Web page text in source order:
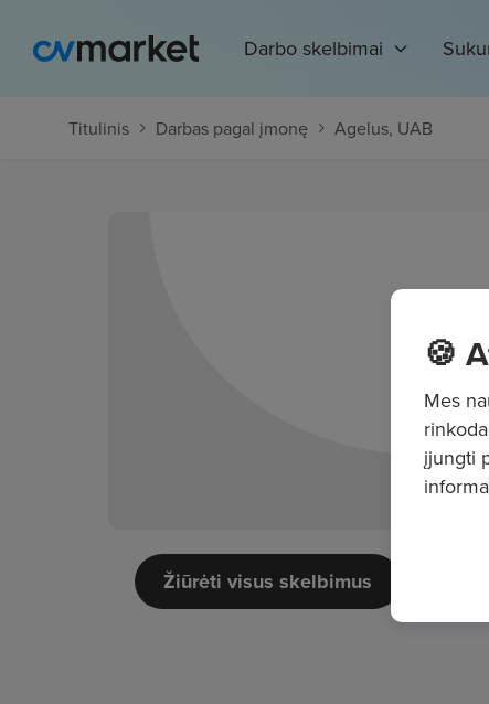
Darbo skelbimai
Titulinis Darbas pagal įmonę Agelus, UAB
Žiūrėti visus skelbimus
🍪
Mes
įjungti